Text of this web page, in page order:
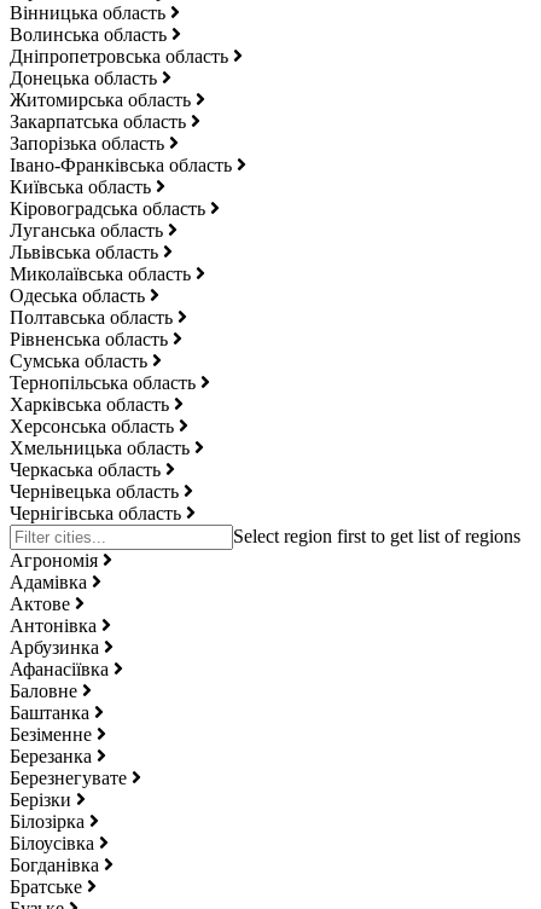
Вінницька область
Волинська область
Дніпропетровська область
Донецька область
Житомирська область
Закарпатська область
Запорізька область
Івано-Франківська область
Київська область
Кіровоградська область
Луганська область
Львівська область
Миколаївська область
Одеська область
Полтавська область
Рівненська область
Сумська область
Тернопільська область
Харківська область
Херсонська область
Хмельницька область
Черкаська область
Чернівецька область
Чернігівська область
Агрономія
Адамівка
Актове
Антонівка
Арбузинка
Афанасіївка
Баловне
Баштанка
Безіменне
Березанка
Березнегувате
Берізки
Білозірка
Білоусівка
Богданівка
Братське